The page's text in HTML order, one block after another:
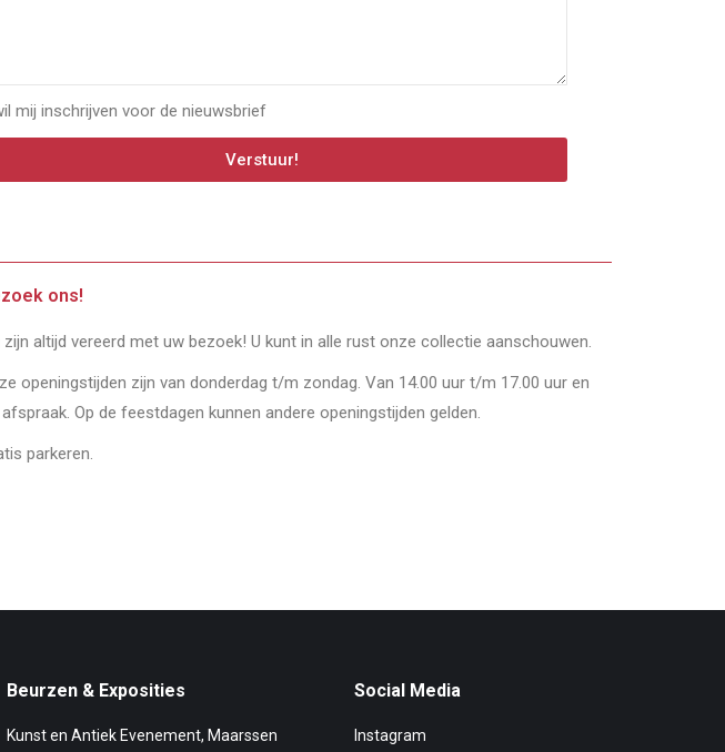
mij inschrijven voor de nieuwsbrief
Verstuur!
ons!
zijn altijd vereerd met uw bezoek! U kunt in alle rust onze collectie aanschouwen.
openingstijden zijn van donderdag t/m zondag. Van 14.00 uur t/m 17.00 uur en
Op de feestdagen kunnen andere openingstijden gelden.
parkeren.
Beurzen & Exposities
Kunst en Antiek Evenement, Maarssen
Social Media
Instagram